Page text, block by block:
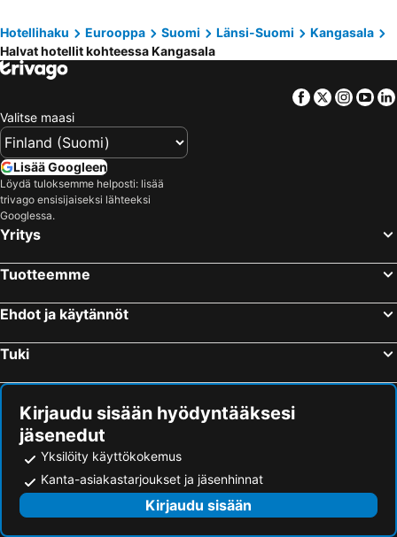
Norlandia Tampere Hotel
H28 - Hotel, Apartments and Suites by UHANDA
Hotel Kauppi
Mango Hotel
Hotel Hermica
Hotelli Kuohu
Kesähotelli Aurora
Lillan Hotel & Kök
Aapiskukko Hotel
Theater and Beach Apartment
Hotellihaku Eurooppa Suomi Länsi-Suomi
Kangasala
Halvat hotellit kohteessa Kangasala
Facebook
Twitter
Valitse maasi
Lisää Googleen
Löydä tuloksemme helposti: lisää
trivago ensisijaiseksi lähteeksi
Googlessa.
Yritys
Tuotteemme
Ehdot ja käytännöt
Tuki
Kirjaudu sisään hyödyntääksesi
jäsenedut
Yksilöity käyttökokemus
Kanta-asiakastarjoukset ja jäsenhinnat
Kirjaudu sisään